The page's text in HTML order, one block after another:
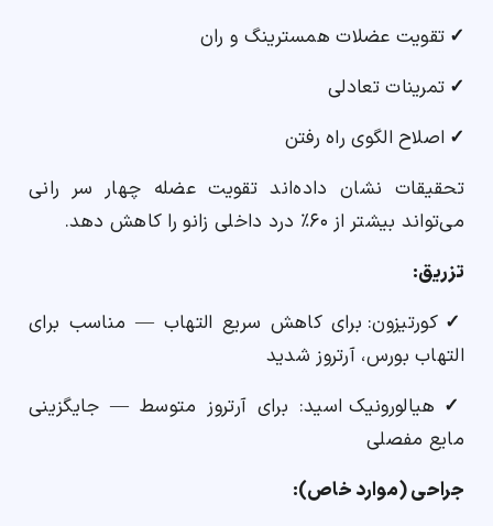
✓ تقویت عضلات همسترینگ و ران
✓ تمرینات تعادلی
✓ اصلاح الگوی راه رفتن
تحقیقات نشان داده‌اند تقویت عضله چهار سر رانی
می‌تواند بیشتر از ۶۰٪ درد داخلی زانو را کاهش دهد.
تزریق:
✓کورتیزون: برای کاهش سریع التهاب — مناسب برای
التهاب بورس، آرتروز شدید
✓ هیالورونیک اسید: برای آرتروز متوسط — جایگزینی
مایع مفصلی
جراحی (موارد خاص):